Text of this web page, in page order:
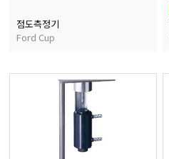
점도측정기
Ford Cup